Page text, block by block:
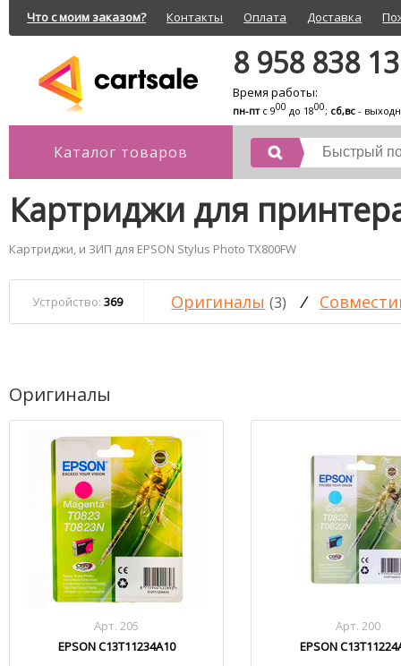
Что с моим заказом? Контакты Оплата Доставка
8 958 838
Время работы:
пн-птс 900 до 1800; сб,вс -
Каталог товаров
Картриджи для
Картриджи, и ЗИП для EPSON Stylus Photo TX800FW
Устройство: 369 Оригиналы (3) /
Оригиналы
Арт. 205
EPSON C13T11234A10
Арт. 200
EPSON